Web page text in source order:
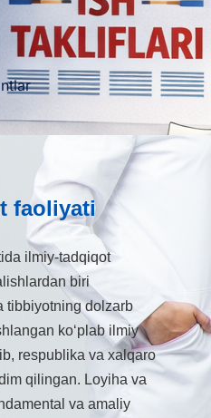
faoliyati
ilmiy-tadqiqot
biri
tibbiyotning dolzarb
ko‘plab ilmiy
respublika va xalqaro
qilingan. Loyiha va
va amaliy